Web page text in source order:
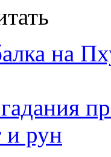
на
и рун